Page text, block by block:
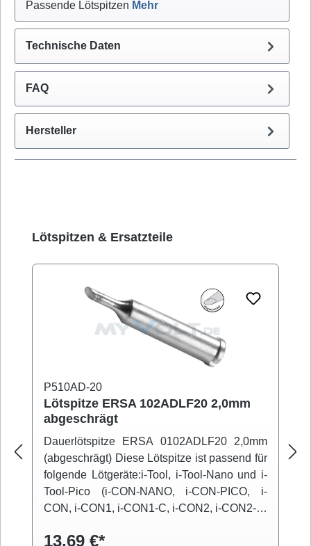
Passende Lötspitzen Mehr
Technische Daten
FAQ
Hersteller
Produktgalerie überspringen
Lötspitzen & Ersatzteile
P510AD-20
Lötspitze ERSA 102ADLF20 2,0mm
abgeschrägt
Dauerlötspitze ERSA 0102ADLF20 2,0mm
(abgeschrägt) Diese Lötspitze ist passend für
folgende Lötgeräte:i-Tool, i-Tool-Nano und i-
Tool-Pico (i-CON-NANO, i-CON-PICO, i-
CON, i-CON1, i-CON1-C, i-CON2, i-CON2-C,
13,69 €*